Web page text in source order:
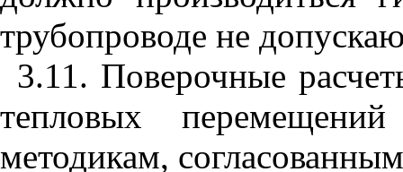
трубопроводе не
3.11. Поверочные
тепловых
методикам,